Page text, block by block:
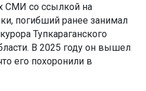
СМИ со ссылкой на
погибший ранее занимал
Тупкараганского
В 2025 году он вышел
его похоронили в